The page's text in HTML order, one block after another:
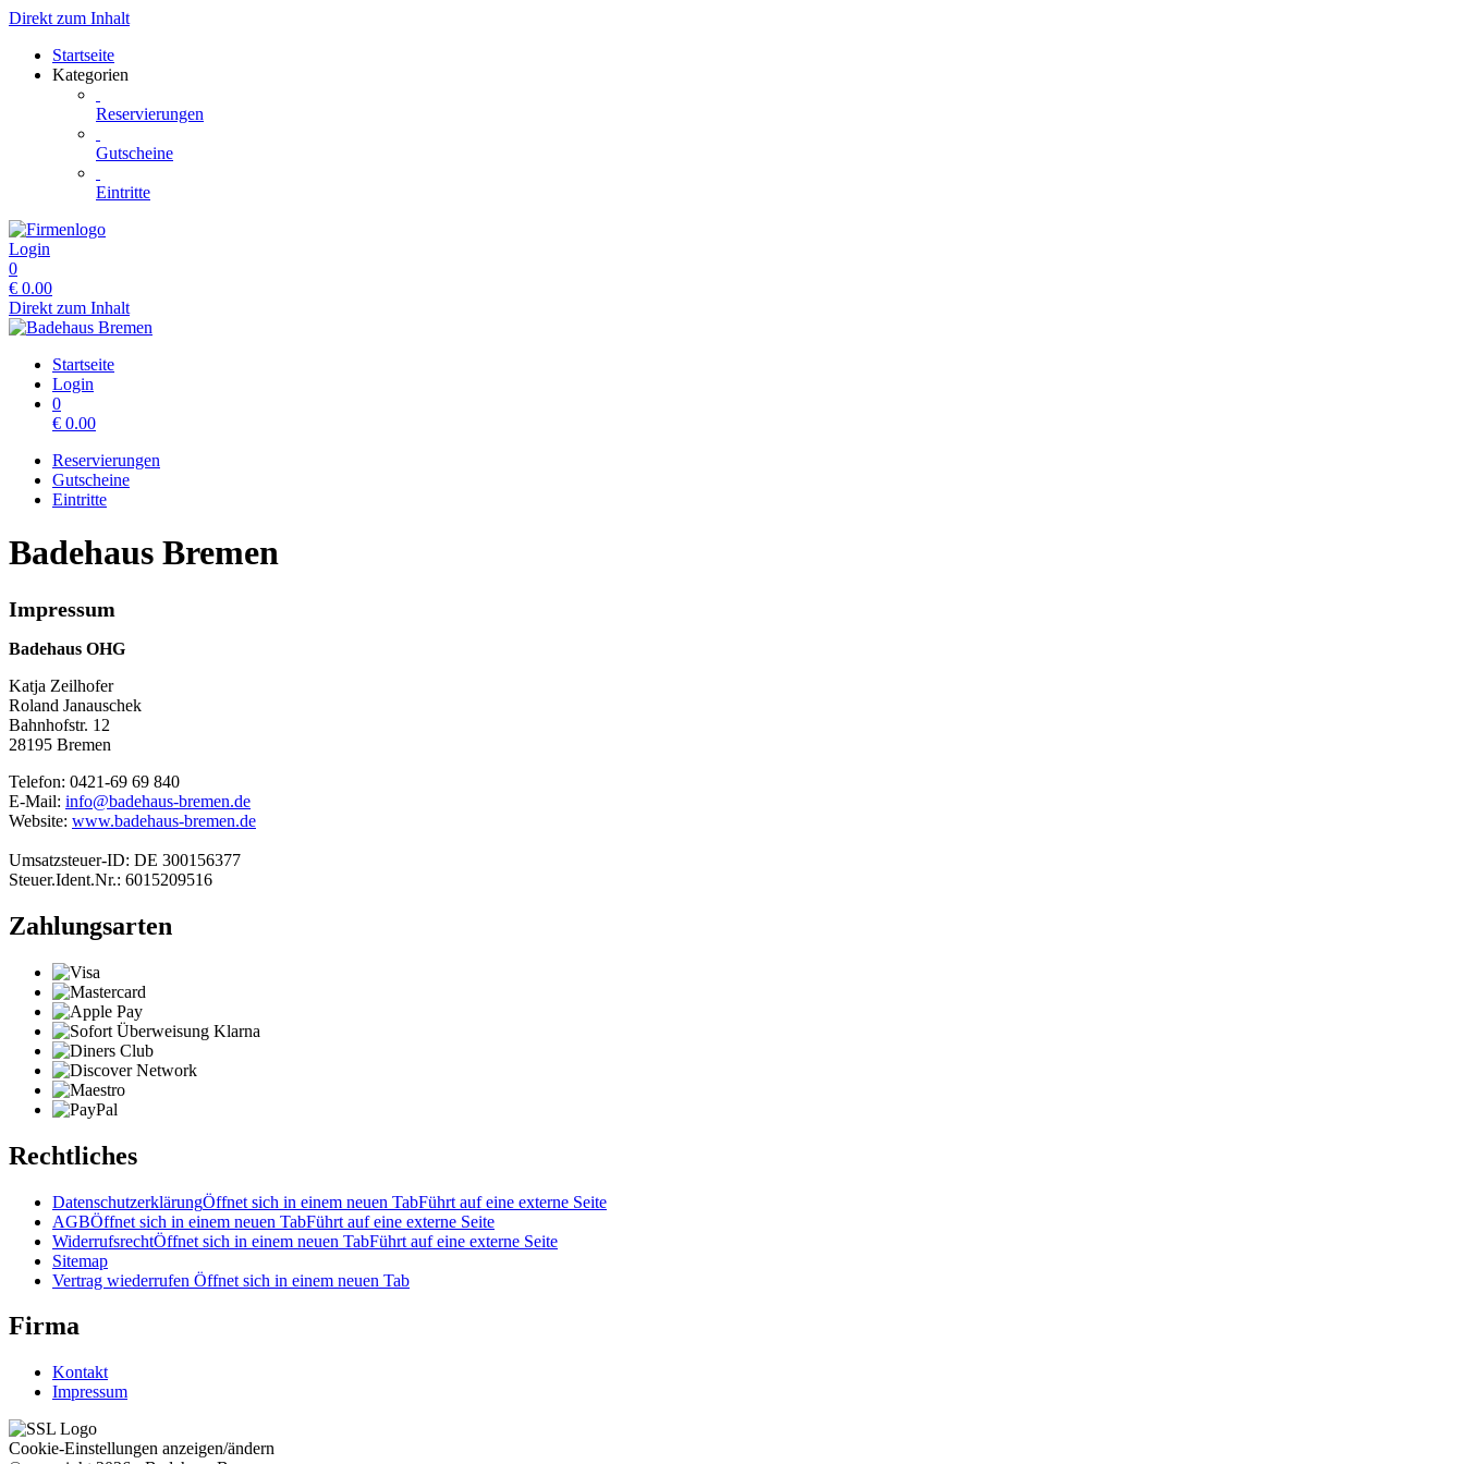
Direkt zum Inhalt
Startseite
Kategorien
Reservierungen
Gutscheine
Eintritte
Login
0
€ 0.00
Direkt zum Inhalt
Startseite
Login
0
€ 0.00
Reservierungen
Gutscheine
Eintritte
Badehaus Bremen
Impressum
Badehaus OHG
Katja Zeilhofer
Roland Janauschek
Bahnhofstr. 12
28195 Bremen
Telefon: 0421-69 69 840
E-Mail: info@badehaus-bremen.de
Website: www.badehaus-bremen.de
Umsatzsteuer-ID: DE 300156377
Steuer.Ident.Nr.: 6015209516
Zahlungsarten
Rechtliches
DatenschutzerklärungÖffnet sich in einem neuen TabFührt auf eine externe Seite
AGBÖffnet sich in einem neuen TabFührt auf eine externe Seite
WiderrufsrechtÖffnet sich in einem neuen TabFührt auf eine externe Seite
Sitemap
Vertrag wiederrufen Öffnet sich in einem neuen Tab
Firma
Kontakt
Impressum
Cookie-Einstellungen anzeigen/ändern